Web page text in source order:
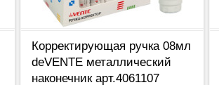
Корректирующая ручка 08мл
deVENTE металлический
наконечник арт.4061107